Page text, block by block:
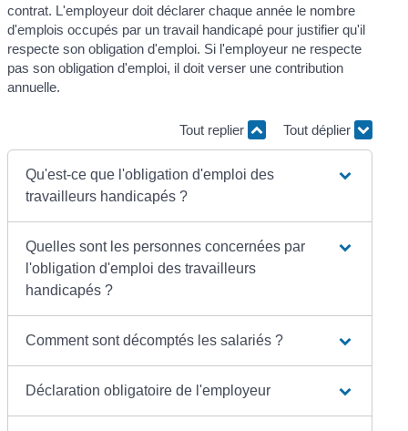
contrat. L'employeur doit déclarer chaque année le nombre
d'emplois occupés par un travail handicapé pour justifier qu'il
respecte son obligation d'emploi. Si l'employeur ne respecte
pas son obligation d'emploi, il doit verser une contribution
annuelle.
Tout replier Tout déplier
Qu'est-ce que l'obligation d'emploi des
travailleurs handicapés ?
Quelles sont les personnes concernées par
l'obligation d'emploi des travailleurs
handicapés ?
Comment sont décomptés les salariés ?
Déclaration obligatoire de l'employeur